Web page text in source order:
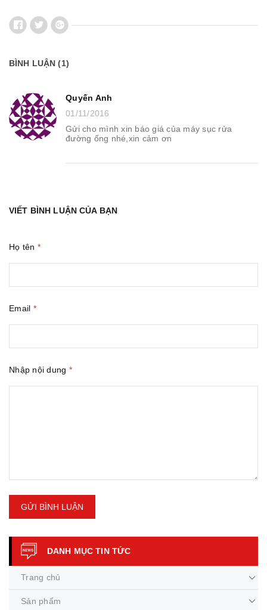
BÌNH LUẬN(1)
Quyến Anh
01/11/2016
Gửi cho mình xin báo giá của máy sục rửa
đường ống nhé,xin cảm ơn
VIẾT BÌNH LUẬN CỦA BẠN
Họ tên *
Email *
Nhập nội dung *
GỬI BÌNH LUẬN
DANH MỤC TIN TỨC
Trang chủ
Sản phẩm